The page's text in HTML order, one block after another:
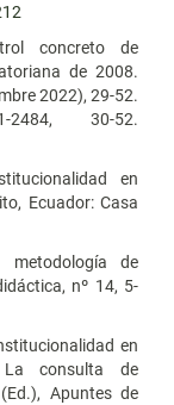
concreto de
de 2008.
2022), 29-52.
2484, 30-52.
en
Ecuador: Casa
de
nº 14, 5-
en
La consulta de
Apuntes de